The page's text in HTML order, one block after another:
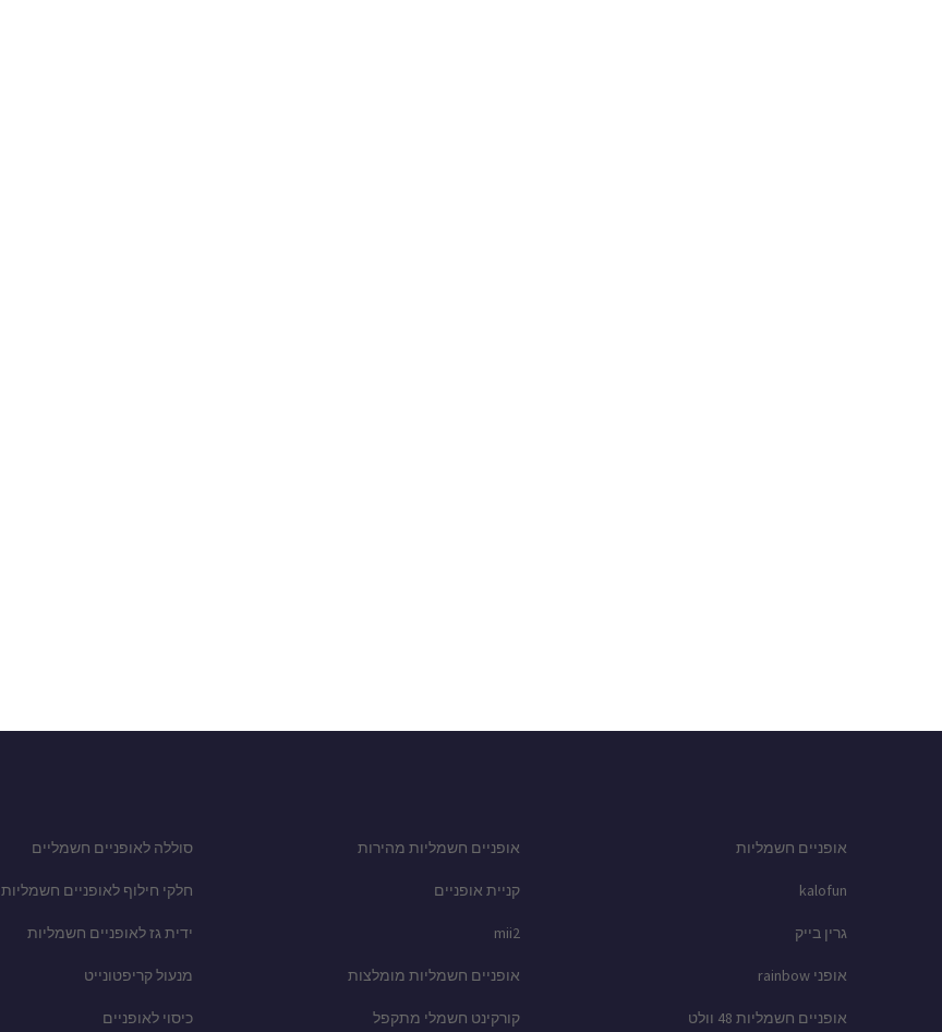
אופניים חשמליות
kalofun
גרין בייק
אופני rainbow
אופניים חשמליות 48 וולט
אופניים חשמליות מהירות
קניית אופניים
mii2
אופניים חשמליות מומלצות
קורקינט חשמלי מתקפל
סוללה לאופניים חשמליים
חלקי חילוף לאופניים חשמליות
ידית גז לאופניים חשמליות
מנעול קריפטונייט
כיסוי לאופניים